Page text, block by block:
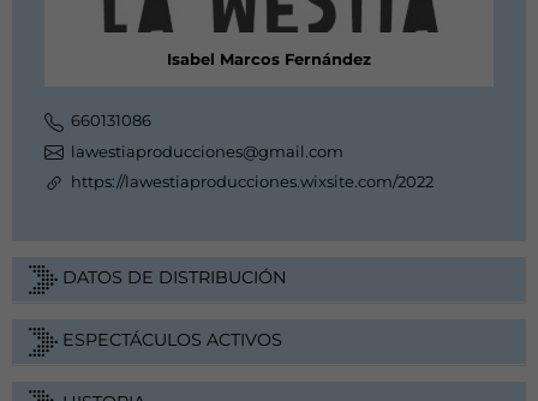
Isabel Marcos Fernández
660131086
lawestiaproducciones@gmail.com
https://lawestiaproducciones.wixsite.com/2022
DATOS DE DISTRIBUCIÓN
ESPECTÁCULOS ACTIVOS